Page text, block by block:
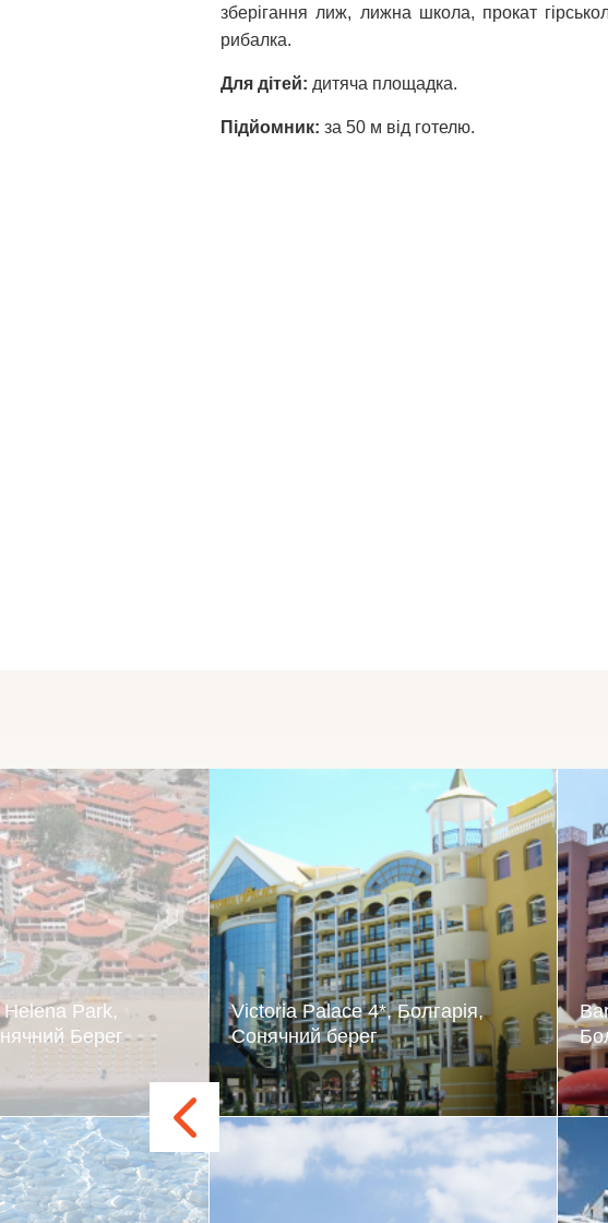
зберігання лиж, лижна школа, прокат
рибалка.
Для дітей: дитяча площадка.
Підйомник: за 50 м від готелю.
Park,
Берег
Helena Park 5 * -
комплекс,
вважається одним з
курорті
Тут, біля
моря, можна
відпочинок з
Victoria Palace 4*, Болгарія,
Сонячний берег
Розкішний готель з розвиненою
інфраструктурою, з цікавим
інтер’єром, де поєднується
декілька екзотичних стилів,
ідеально підходить для любителів
спокійного пляжного відпочинку.